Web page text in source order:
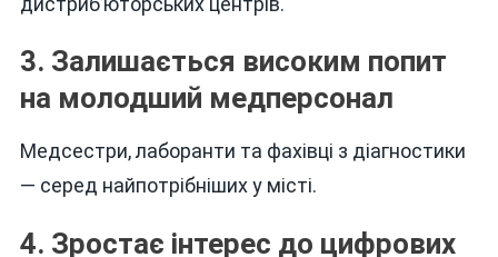
3. Залишається високим попит
на молодший медперсонал
Медсестри, лаборанти та фахівці з діагностики
— серед найпотрібніших у місті.
4. Зростає інтерес до цифрових